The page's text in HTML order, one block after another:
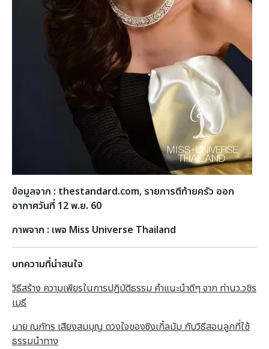
ข้อมูลจาก : thestandard.com, รายการตีท้ายครัว ออก
อากาศวันที่ 12 พ.ย. 60
ภาพจาก : เพจ Miss Universe Thailand
บทความที่น่าสนใจ
วิธีสร้าง ความเพียรในการปฏิบัติธรรม คำแนะนำดีๆ จาก ท่านว.วชิร
เมธี
นาย ณภัทร เสียงสมบุญ ดวงใจของซิงเกิ้ลมัม กับวิธีสอนลูกที่ใช้
ธรรมนำทาง